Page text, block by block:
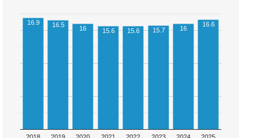
16.9 16.5 16 15.6 15.6 15.7 16
16.6